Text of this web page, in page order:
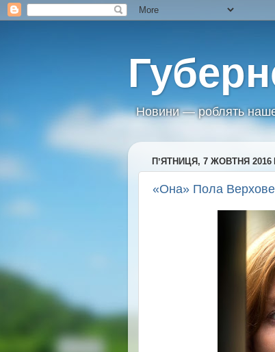
Новини — роблять
ПʼЯТНИЦЯ, 7 ЖОВТНЯ 2016
«Она» Пола